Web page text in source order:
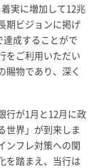
実に増加して12兆
期ビジョンに掲げ
成することがで
をご利用いただい
賜物であり、深く
行が1月と12月に政
世界」が到来しま
ンフレ対策への関
を踏まえ、当行は